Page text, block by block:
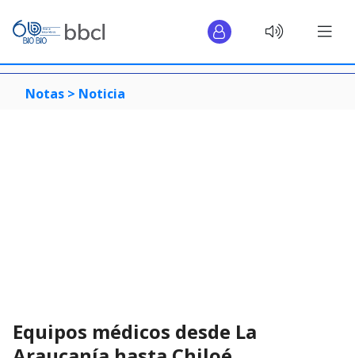
Notas > Noticia
Equipos médicos desde La